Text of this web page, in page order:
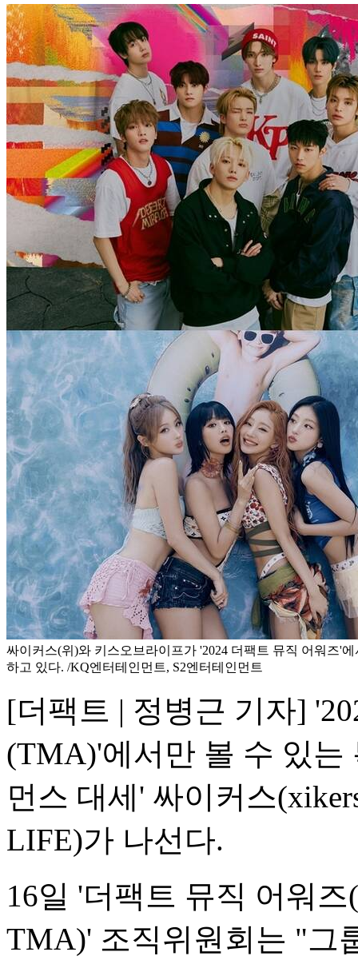
싸이커스(위)와 키스오브라이프가 '2024 더팩트 뮤직 어워즈'
하고 있다. /KQ엔터테인먼트, S2엔터테인먼트
[더팩트 | 정병근 기자]
(TMA)'에서만 볼 수 있는
먼스 대세' 싸이커스
LIFE)가 나선다.
16일 '더팩트 뮤직 어워
TMA)' 조직위원회는 "그